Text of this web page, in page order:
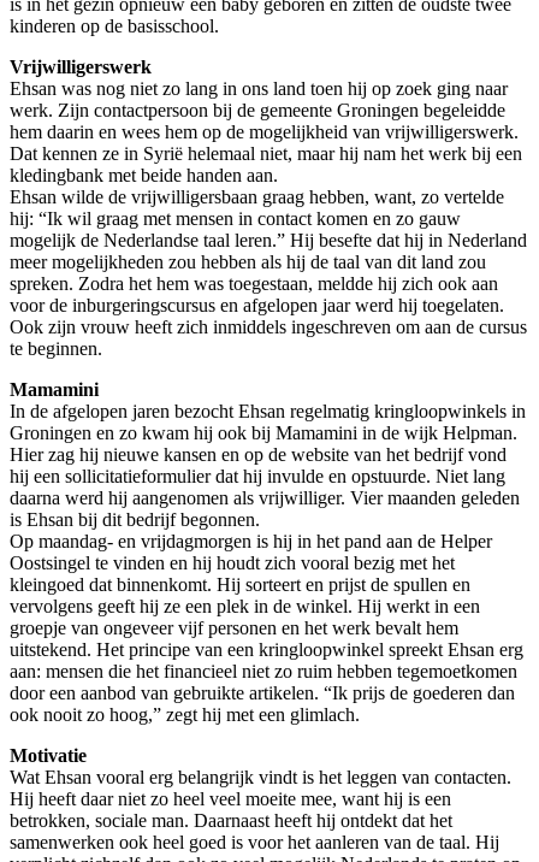
is in het gezin opnieuw een baby geboren en zitten de oudste twee
kinderen op de basisschool.
Vrijwilligerswerk
Ehsan was nog niet zo lang in ons land toen hij op zoek ging naar
werk. Zijn contactpersoon bij de gemeente Groningen begeleidde
hem daarin en wees hem op de mogelijkheid van vrijwilligerswerk.
Dat kennen ze in Syrië helemaal niet, maar hij nam het werk bij een
kledingbank met beide handen aan.
Ehsan wilde de vrijwilligersbaan graag hebben, want, zo vertelde
hij: “Ik wil graag met mensen in contact komen en zo gauw
mogelijk de Nederlandse taal leren.” Hij besefte dat hij in Nederland
meer mogelijkheden zou hebben als hij de taal van dit land zou
spreken. Zodra het hem was toegestaan, meldde hij zich ook aan
voor de inburgeringscursus en afgelopen jaar werd hij toegelaten.
Ook zijn vrouw heeft zich inmiddels ingeschreven om aan de cursus
te beginnen.
Mamamini
In de afgelopen jaren bezocht Ehsan regelmatig kringloopwinkels in
Groningen en zo kwam hij ook bij Mamamini in de wijk Helpman.
Hier zag hij nieuwe kansen en op de website van het bedrijf vond
hij een sollicitatieformulier dat hij invulde en opstuurde. Niet lang
daarna werd hij aangenomen als vrijwilliger. Vier maanden geleden
is Ehsan bij dit bedrijf begonnen.
Op maandag- en vrijdagmorgen is hij in het pand aan de Helper
Oostsingel te vinden en hij houdt zich vooral bezig met het
kleingoed dat binnenkomt. Hij sorteert en prijst de spullen en
vervolgens geeft hij ze een plek in de winkel. Hij werkt in een
groepje van ongeveer vijf personen en het werk bevalt hem
uitstekend. Het principe van een kringloopwinkel spreekt Ehsan erg
aan: mensen die het financieel niet zo ruim hebben tegemoetkomen
door een aanbod van gebruikte artikelen. “Ik prijs de goederen dan
ook nooit zo hoog,” zegt hij met een glimlach.
Motivatie
Wat Ehsan vooral erg belangrijk vindt is het leggen van contacten.
Hij heeft daar niet zo heel veel moeite mee, want hij is een
betrokken, sociale man. Daarnaast heeft hij ontdekt dat het
samenwerken ook heel goed is voor het aanleren van de taal. Hij